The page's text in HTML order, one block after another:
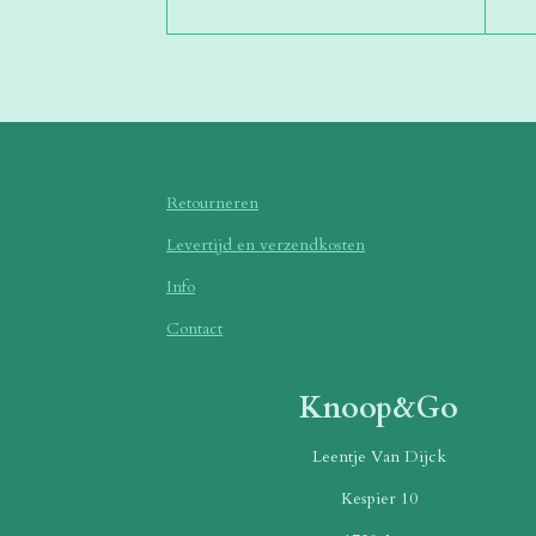
Retourneren
Levertijd en verzendkosten
Info
Contact
Knoop&Go
Leentje Van Dijck
Kespier 10